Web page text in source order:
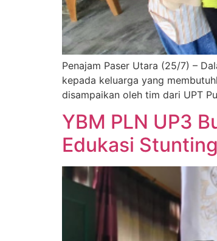
Penajam Paser Utara (25/7) –
kepada keluarga yang
disampaikan oleh tim dari UPT
YBM PLN UP3
Edukasi